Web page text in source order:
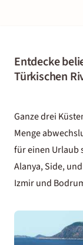
Entdecke
Türkischen
Ganze drei
Menge
für einen Urlaub
Alanya, Side,
Izmir und